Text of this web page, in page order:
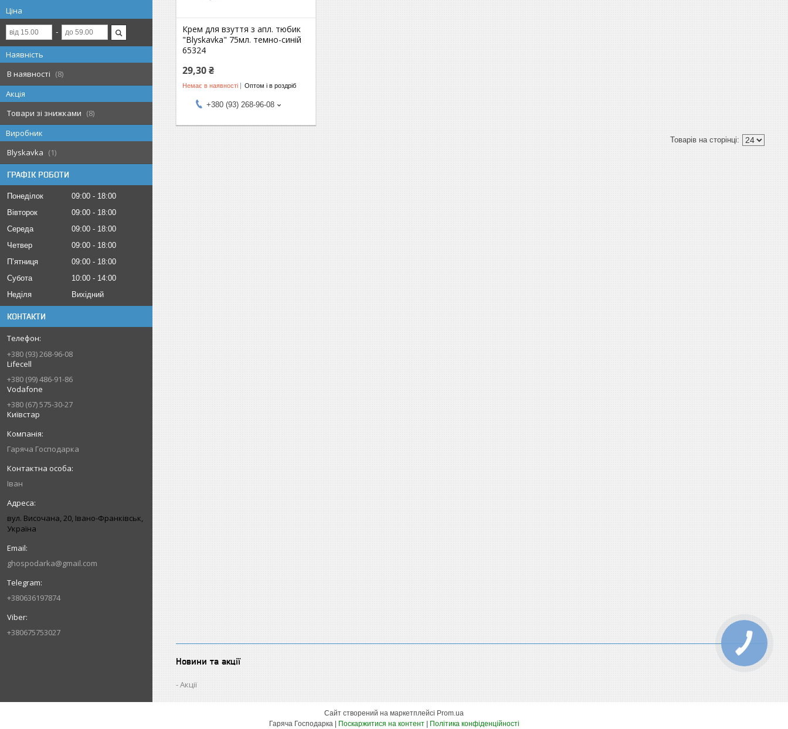
Ціна
Наявність
В наявності
8
Акція
Товари зі знижками
8
Виробник
Blyskavka
1
ГРАФІК РОБОТИ
Понеділок 09:00
18:00
Вівторок
09:00
18:00
Середа
09:00
18:00
Четвер
09:00
18:00
Пʼятниця
09:00
18:00
Субота
10:00
14:00
Неділя
Вихідний
КОНТАКТИ
+380 (93) 268-96-08
Lifecell
+380 (99) 486-91-86
Vodafone
+380 (67) 575-30-27
Київстар
Гаряча Господарка
Іван
вул. Височана, 20, Івано-Франківськ,
Україна
ghospodarka@gmail.com
+380636197874
+380675753027
Крем для взуття з апл. тюбик
"Blyskavka" 75мл. темно-синій
65324
29,30 ₴
Немає в наявності Оптом і в роздріб
+380 (93) 268-96-08
Новини та акції
Акції
Сайт створений на маркетплейсі Prom.ua
Поскаржитися на контент Політика конфіденційності